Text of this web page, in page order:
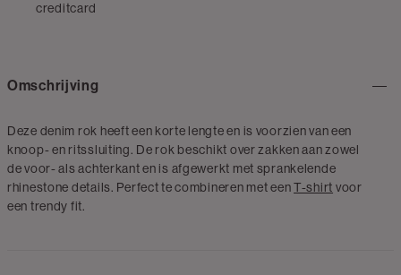
creditcard
Omschrijving
Deze denim rok heeft een korte lengte en is voorzien van een
knoop- en ritssluiting. De rok beschikt over zakken aan zowel
de voor- als achterkant en is afgewerkt met sprankelende
rhinestone details. Perfect te combineren met eenT-shirt voor
een trendy fit.